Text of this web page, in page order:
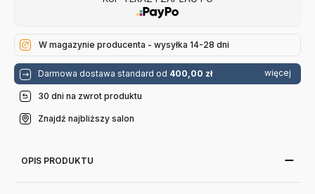
W magazynie producenta - wysyłka 14-28 dni
Darmowa dostawa standard od 400,00 zł więcej
30 dni na zwrot produktu
Znajdź najbliższy salon
OPIS PRODUKTU